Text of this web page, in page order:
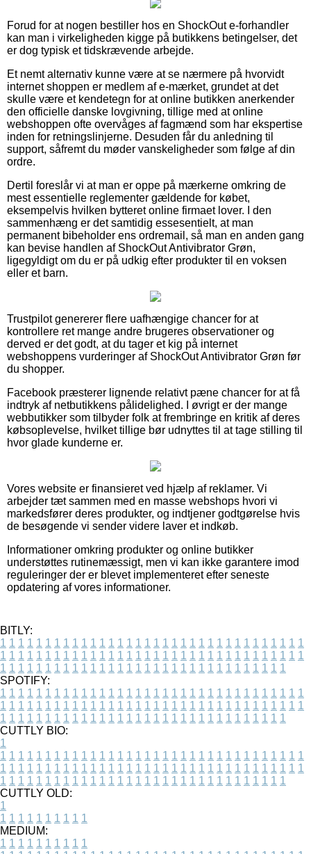
Forud for at nogen bestiller hos en ShockOut e-forhandler
kan man i virkeligheden kigge på butikkens betingelser, det
er dog typisk et tidskrævende arbejde.
Et nemt alternativ kunne være at se nærmere på hvorvidt
internet shoppen er medlem af e-mærket, grundet at det
skulle være et kendetegn for at online butikken anerkender
den officielle danske lovgivning, tillige med at online
webshoppen ofte overvåges af fagmænd som har ekspertise
inden for retningslinjerne. Desuden får du anledning til
support, såfremt du møder vanskeligheder som følge af din
ordre.
Dertil foreslår vi at man er oppe på mærkerne omkring de
mest essentielle reglementer gældende for købet,
eksempelvis hvilken bytteret online firmaet lover. I den
sammenhæng er det samtidig essesentielt, at man
permanent bibeholder ens ordremail, så man en anden gang
kan bevise handlen af ShockOut Antivibrator Grøn,
ligegyldigt om du er på udkig efter produkter til en voksen
eller et barn.
Trustpilot genererer flere uafhængige chancer for at
kontrollere ret mange andre brugeres observationer og
derved er det godt, at du tager et kig på internet
webshoppens vurderinger af ShockOut Antivibrator Grøn før
du shopper.
Facebook præsterer lignende relativt pæne chancer for at få
indtryk af netbutikkens pålidelighed. I øvrigt er der mange
webbutikker som tilbyder folk at frembringe en kritik af deres
købsoplevelse, hvilket tillige bør udnyttes til at tage stilling til
hvor glade kunderne er.
Vores website er finansieret ved hjælp af reklamer. Vi
arbejder tæt sammen med en masse webshops hvori vi
markedsfører deres produkter, og indtjener godtgørelse hvis
de besøgende vi sender videre laver et indkøb.
Informationer omkring produkter og online butikker
understøttes rutinemæssigt, men vi kan ikke garantere imod
reguleringer der er blevet implementeret efter seneste
opdatering af vores informationer.
BITLY:
1 1 1 1 1 1 1 1 1 1 1 1 1 1 1 1 1 1 1 1 1 1 1 1 1 1 1 1 1 1 1 1 1 1
1 1 1 1 1 1 1 1 1 1 1 1 1 1 1 1 1 1 1 1 1 1 1 1 1 1 1 1 1 1 1 1 1 1
1 1 1 1 1 1 1 1 1 1 1 1 1 1 1 1 1 1 1 1 1 1 1 1 1 1 1 1 1 1 1 1
SPOTIFY:
1 1 1 1 1 1 1 1 1 1 1 1 1 1 1 1 1 1 1 1 1 1 1 1 1 1 1 1 1 1 1 1 1 1
1 1 1 1 1 1 1 1 1 1 1 1 1 1 1 1 1 1 1 1 1 1 1 1 1 1 1 1 1 1 1 1 1 1
1 1 1 1 1 1 1 1 1 1 1 1 1 1 1 1 1 1 1 1 1 1 1 1 1 1 1 1 1 1 1 1
CUTTLY BIO:
1
1 1 1 1 1 1 1 1 1 1 1 1 1 1 1 1 1 1 1 1 1 1 1 1 1 1 1 1 1 1 1 1 1 1
1 1 1 1 1 1 1 1 1 1 1 1 1 1 1 1 1 1 1 1 1 1 1 1 1 1 1 1 1 1 1 1 1 1
1 1 1 1 1 1 1 1 1 1 1 1 1 1 1 1 1 1 1 1 1 1 1 1 1 1 1 1 1 1 1 1
CUTTLY OLD:
1
1 1 1 1 1 1 1 1 1 1
MEDIUM:
1 1 1 1 1 1 1 1 1 1